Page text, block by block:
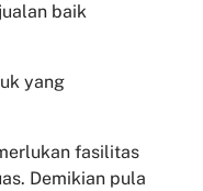
baik
yang
fasilitas
Demikian pula